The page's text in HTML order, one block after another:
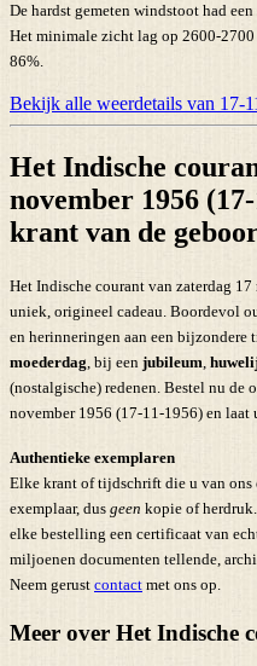
De hardst gemeten windstoot had
Het minimale zicht lag op 2600-
86%.
Bekijk alle weerdetails van 17-
Het Indische
november 1956
krant van de
Het Indische courant van zaterdag
uniek, origineel cadeau. Boordevol
en herinneringen aan een bijzondere
moederdag, bij een jubileum,
(nostalgische) redenen. Bestel nu de
november 1956 (17-11-1956) en laat
Authentieke exemplaren
Elke krant of tijdschrift die u van
exemplaar, dus geen kopie of
elke bestelling een certificaat van
miljoenen documenten tellende,
Neem gerust contact met ons op.
Meer over Het Indische